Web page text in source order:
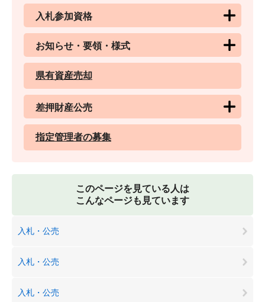
入札参加資格
お知らせ・要領・様式
県有資産売却
差押財産公売
指定管理者の募集
このページを見ている人は
こんなページも見ています
入札・公売
入札・公売
入札・公売